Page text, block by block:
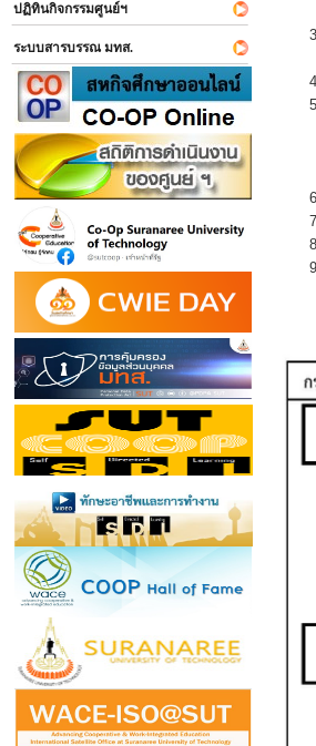
ปฏิทินกิจกรรมศูนย์ฯ
ระบบสารบรรณ มทส.